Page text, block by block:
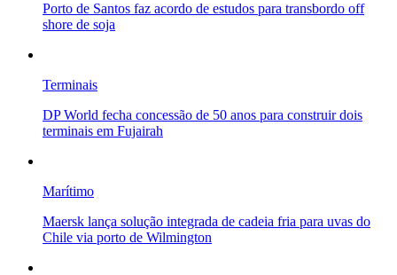
Porto de Santos faz acordo de estudos para transbordo off
shore de soja
Terminais
DP World fecha concessão de 50 anos para construir dois
terminais em Fujairah
Marítimo
Maersk lança solução integrada de cadeia fria para uvas do
Chile via porto de Wilmington